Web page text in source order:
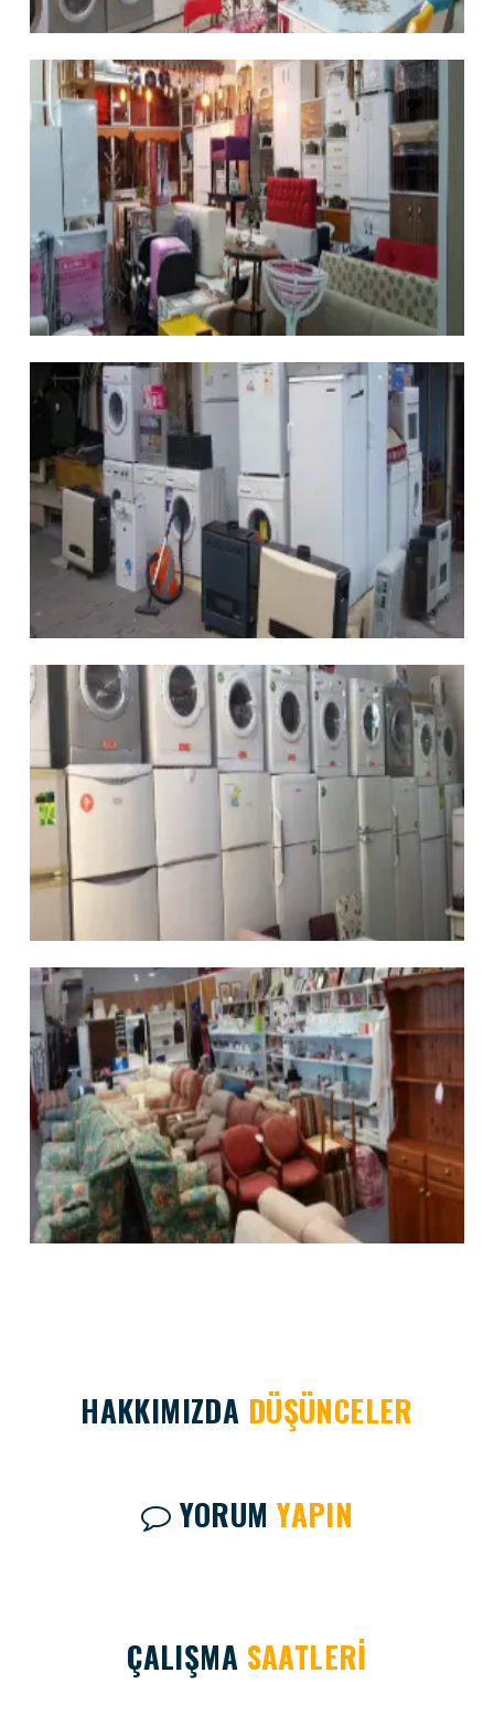
HAKKIMIZDA DÜŞÜNCELER
YORUMYAPIN
ÇALIŞMA SAATLERİ